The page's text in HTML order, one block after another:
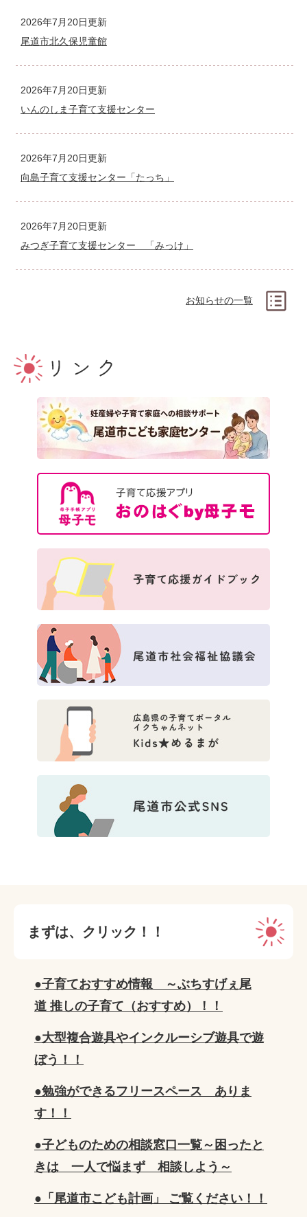
2026年7月20日更新
尾道市北久保児童館
2026年7月20日更新
いんのしま子育て支援センター
2026年7月20日更新
向島子育て支援センター「たっち」
2026年7月20日更新
みつぎ子育て支援センター 「みっけ」
お知らせの一覧
まずは、クリック！！
●子育ておすすめ情報 ～ぶちすげぇ尾
道 推しの子育て（おすすめ）！！
●大型複合遊具やインクルーシブ遊具で遊
ぼう！！
●勉強ができるフリースペース ありま
す！！
●子どものための相談窓口一覧～困ったと
きは 一人で悩まず 相談しよう～
●「尾道市こども計画」 ご覧ください！！